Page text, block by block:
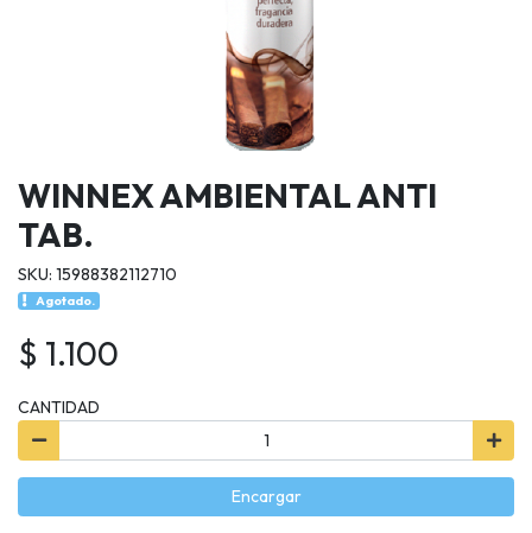
WINNEX AMBIENTAL ANTI
TAB.
SKU: 15988382112710
Agotado.
$ 1.100
CANTIDAD
Encargar